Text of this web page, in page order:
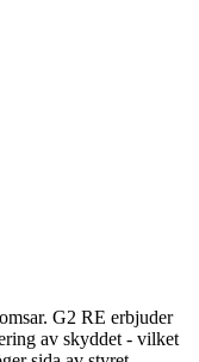
G2 RE erbjuder
av skyddet - vilket